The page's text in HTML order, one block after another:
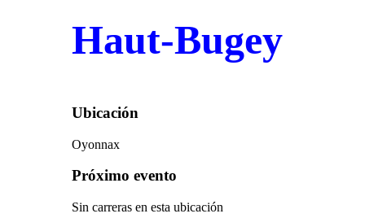
Haut-Bugey
Ubicación
Oyonnax
Próximo evento
Sin carreras en esta ubicación